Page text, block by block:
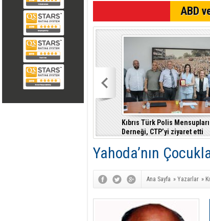
ABD
Kıbrıs Türk Polis Mensupları
Derneği, CTP’yi ziyaret etti
Yahoda’nın
Ana Sayfa » Yazarlar »